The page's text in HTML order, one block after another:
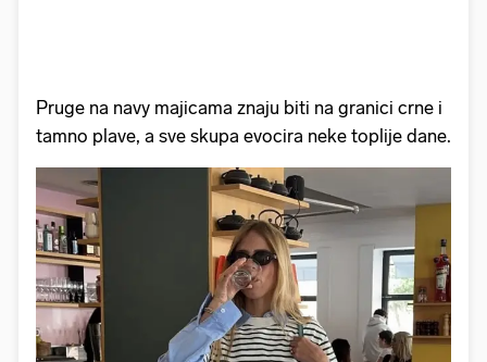
Pruge na navy majicama znaju biti na granici crne i
tamno plave, a sve skupa evocira neke toplije dane.